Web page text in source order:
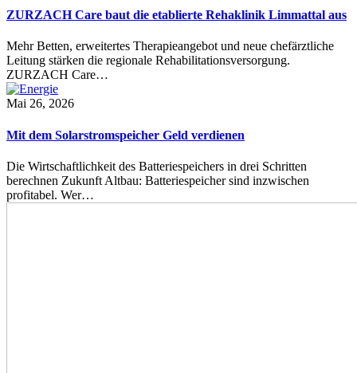
ZURZACH Care baut die etablierte Rehaklinik Limmattal aus
Mehr Betten, erweitertes Therapieangebot und neue chefärztliche
Leitung stärken die regionale Rehabilitationsversorgung.
ZURZACH Care…
Mai 26, 2026
Mit dem Solarstromspeicher Geld verdienen
Die Wirtschaftlichkeit des Batteriespeichers in drei Schritten
berechnen Zukunft Altbau: Batteriespeicher sind inzwischen
profitabel. Wer…